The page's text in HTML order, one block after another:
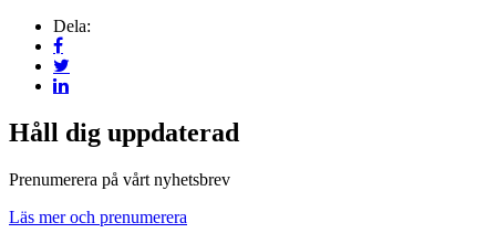
Dela:
Håll dig uppdaterad
Prenumerera på vårt nyhetsbrev
Läs mer och prenumerera